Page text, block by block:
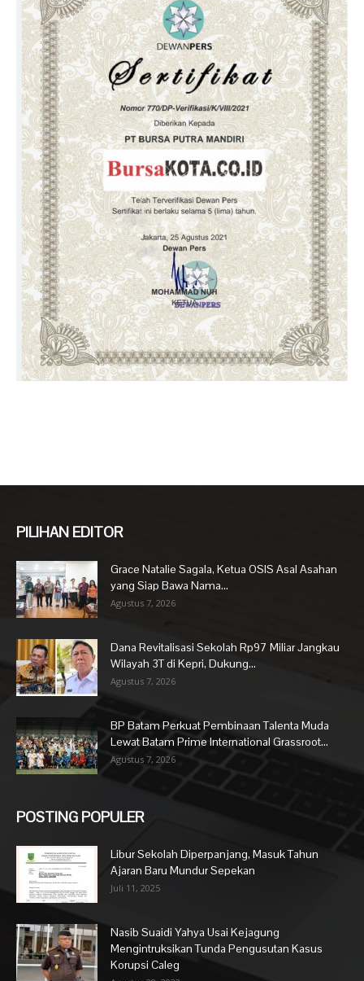
PILIHAN EDITOR
Grace Natalie Sagala, Ketua OSIS Asal Asahan
yang Siap Bawa Nama...
Agustus 7, 2026
Dana Revitalisasi Sekolah Rp97 Miliar Jangkau
Wilayah 3T di Kepri, Dukung...
Agustus 7, 2026
BP Batam Perkuat Pembinaan Talenta Muda
Lewat Batam Prime International Grassroot...
Agustus 7, 2026
POSTING POPULER
Libur Sekolah Diperpanjang, Masuk Tahun
Ajaran Baru Mundur Sepekan
Juli 11, 2025
Nasib Suaidi Yahya Usai Kejagung
Mengintruksikan Tunda Pengusutan Kasus
Korupsi Caleg